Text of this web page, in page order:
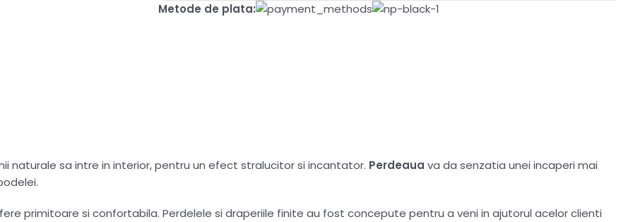
Metode de plata:
naturale sa intre in interior, pentru un efect stralucitor si incantator. Perdeaua va da senzatia unei incaperi mai
primitoare si confortabila. Perdelele si draperiile finite au fost concepute pentru a veni in ajutorul acelor clienti